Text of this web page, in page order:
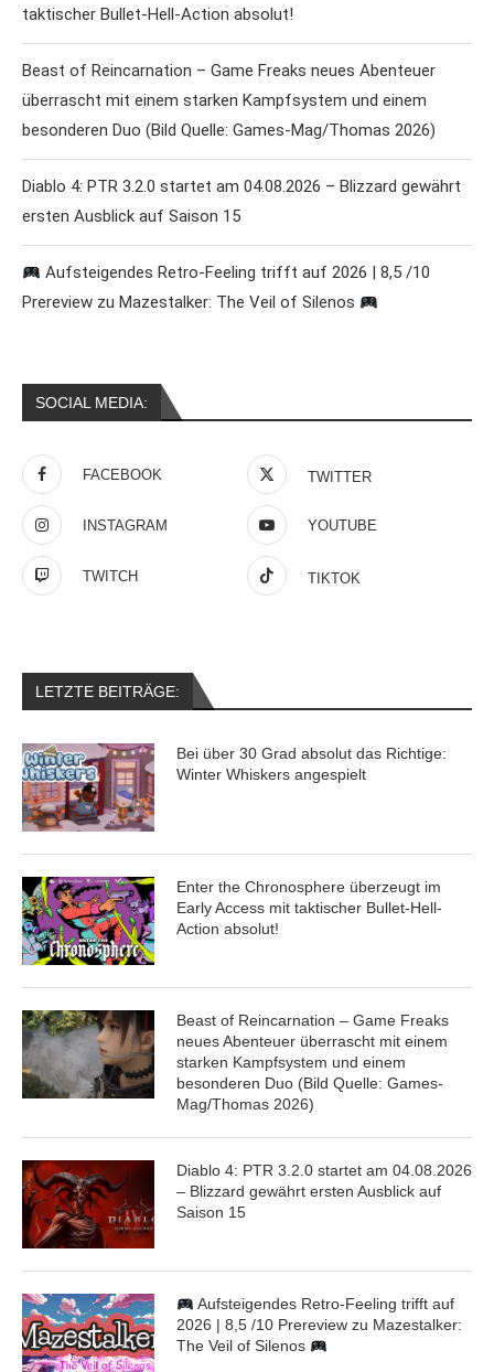
taktischer Bullet-Hell-Action absolut!
Beast of Reincarnation – Game Freaks neues Abenteuer
überrascht mit einem starken Kampfsystem und einem
besonderen Duo (Bild Quelle: Games-Mag/Thomas 2026)
Diablo 4: PTR 3.2.0 startet am 04.08.2026 – Blizzard gewährt
ersten Ausblick auf Saison 15
Aufsteigendes Retro-Feeling trifft auf 2026 | 8,5 /10
Prereview zu Mazestalker: The Veil of Silenos
SOCIAL MEDIA:
FACEBOOK TWITTER
INSTAGRAM YOUTUBE
TWITCH TIKTOK
LETZTE BEITRÄGE:
Bei über 30 Grad absolut das Richtige:
Winter Whiskers angespielt
Enter the Chronosphere überzeugt im
Early Access mit taktischer Bullet-Hell-
Action absolut!
Beast of Reincarnation – Game Freaks
neues Abenteuer überrascht mit einem
starken Kampfsystem und einem
besonderen Duo (Bild Quelle: Games-
Mag/Thomas 2026)
Diablo 4: PTR 3.2.0 startet am 04.08.2026
– Blizzard gewährt ersten Ausblick auf
Saison 15
Aufsteigendes Retro-Feeling trifft auf
2026 | 8,5 /10 Prereview zu Mazestalker:
The Veil of Silenos